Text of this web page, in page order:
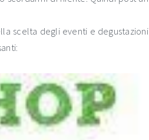
scelta degli eventi e degustazioni